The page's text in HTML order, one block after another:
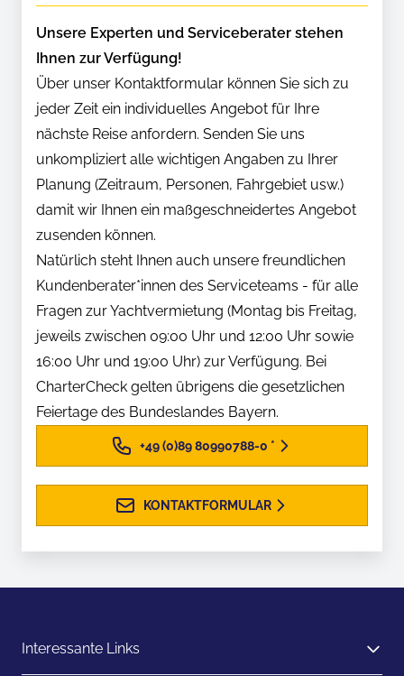
Unsere Experten und Serviceberater stehen
Ihnen zur Verfügung!
Über unser Kontaktformular können Sie sich zu
jeder Zeit ein individuelles Angebot für Ihre
nächste Reise anfordern. Senden Sie uns
unkompliziert alle wichtigen Angaben zu Ihrer
Planung (Zeitraum, Personen, Fahrgebiet usw.)
damit wir Ihnen ein maßgeschneidertes Angebot
zusenden können.
Natürlich steht Ihnen auch unsere freundlichen
Kundenberater*innen des Serviceteams - für alle
Fragen zur Yachtvermietung (Montag bis Freitag,
jeweils zwischen 09:00 Uhr und 12:00 Uhr sowie
16:00 Uhr und 19:00 Uhr) zur Verfügung. Bei
CharterCheck gelten übrigens die gesetzlichen
Feiertage des Bundeslandes Bayern.
+49 (0)89 80990788-0 *
KONTAKTFORMULAR
Interessante Links